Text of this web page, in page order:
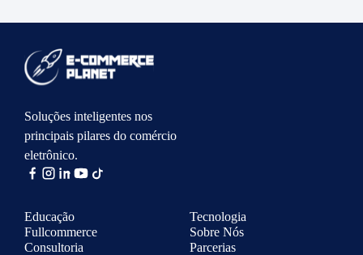
Soluções inteligentes nos
principais pilares do comércio
eletrônico.
Educação
Fullcommerce
Consultoria
Tecnologia
Sobre Nós
Parcerias